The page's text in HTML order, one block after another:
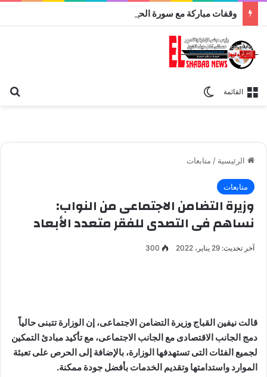
القائمة
الرئيسية / متابعات
متابعات
وزيرة التضامن الاجتماعى من النواب:
نساهم فى التصدى للفقر متعدد الأبعاد
آخر تحديث: 29 يناير، 2022 300
قالت نيفين القباج وزيرة التضامن الاجتماعى، إن الوزارة تتبنى حالياً
دمج الجانب الاقتصادى مع الجانب الاجتماعى، مع تأكيد مبادئ التمكين
لجميع الفئات التى تستهدفها الوزارة، بالإضافة إلى الحرص على تعبئة
الموارد واستدامتها وتقديم الخدمات بأفضل جودة ممكنة.